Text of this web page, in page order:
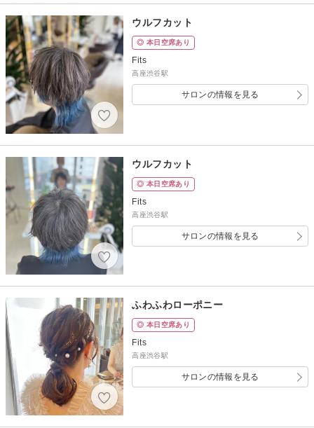
ウルフカット
◎ 本日空席あり
Fits
高座渋谷駅
サロンの情報を見る
ウルフカット
◎ 本日空席あり
Fits
高座渋谷駅
サロンの情報を見る
ふわふわローポニー
◎ 本日空席あり
Fits
高座渋谷駅
サロンの情報を見る